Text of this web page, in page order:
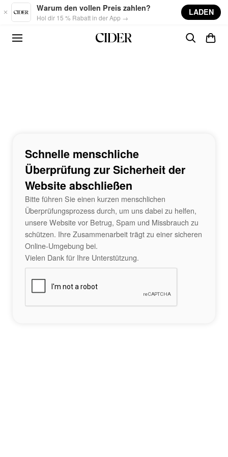
Skip to main content
Warum den vollen Preis zahlen?
Hol dir 15 % Rabatt in der App →
LADEN
Schnelle menschliche
Überprüfung zur Sicherheit der
Website abschließen
Bitte führen Sie einen kurzen menschlichen
Überprüfungsprozess durch, um uns dabei zu helfen,
unsere Website vor Betrug, Spam und Missbrauch zu
schützen. Ihre Zusammenarbeit trägt zu einer sicheren
Online-Umgebung bei.
Vielen Dank für Ihre Unterstützung.